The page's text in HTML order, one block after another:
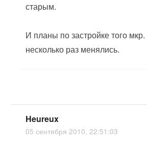
старым.
И планы по застройке того
несколько раз менялись.
Heureux
05 сентября 2010, 22:51:03